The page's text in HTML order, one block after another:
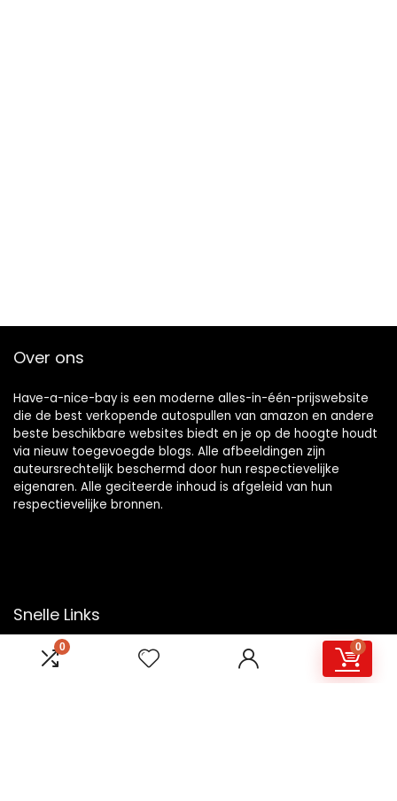
0 0
Over ons
Have-a-nice-bay is een moderne alles-in-één-prijswebsite
die de best verkopende autospullen van amazon en andere
beste beschikbare websites biedt en je op de hoogte houdt
via nieuw toegevoegde blogs. Alle afbeeldingen zijn
auteursrechtelijk beschermd door hun respectievelijke
eigenaren. Alle geciteerde inhoud is afgeleid van hun
respectievelijke bronnen.
Snelle Links
Home